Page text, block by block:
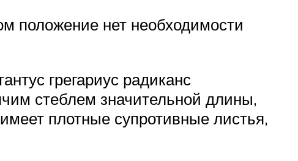
положение нет необходимости
грегариус радиканс
стеблем значительной длины,
плотные супротивные листья,